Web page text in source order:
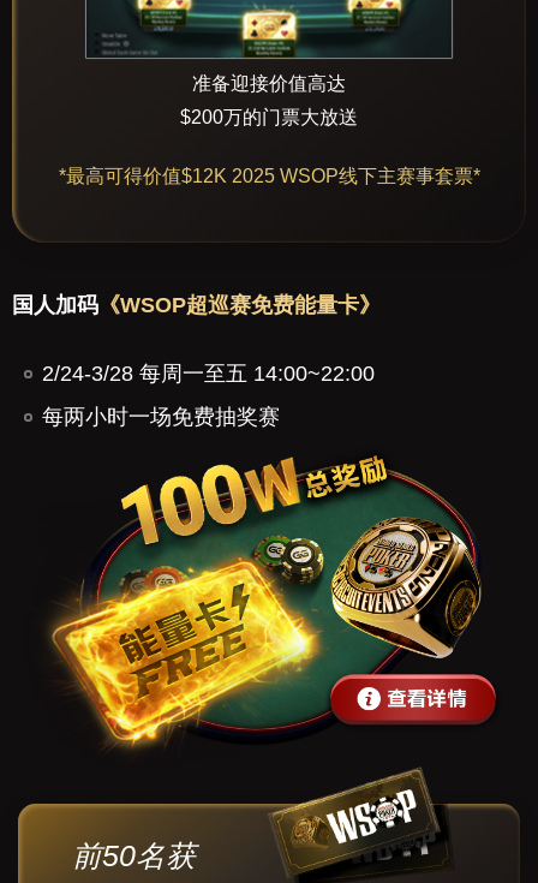
准备迎接价值高达
$200万的门票大放送
*最高可得价值$12K 2025 WSOP线下主赛事套票*
国人加码 《WSOP超巡赛免费能量卡》
2/24-3/28 每周一至五 14:00~22:00
每两小时一场免费抽奖赛
前50名获